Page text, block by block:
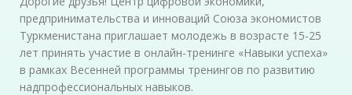
предпринимательства и инноваций Союза экономистов
Туркменистана приглашает молодежь в возрасте 15-25
лет принять участие в онлайн-тренинге «Навыки успеха»
в рамках Весенней программы тренингов по развитию
надпрофессиональных навыков.